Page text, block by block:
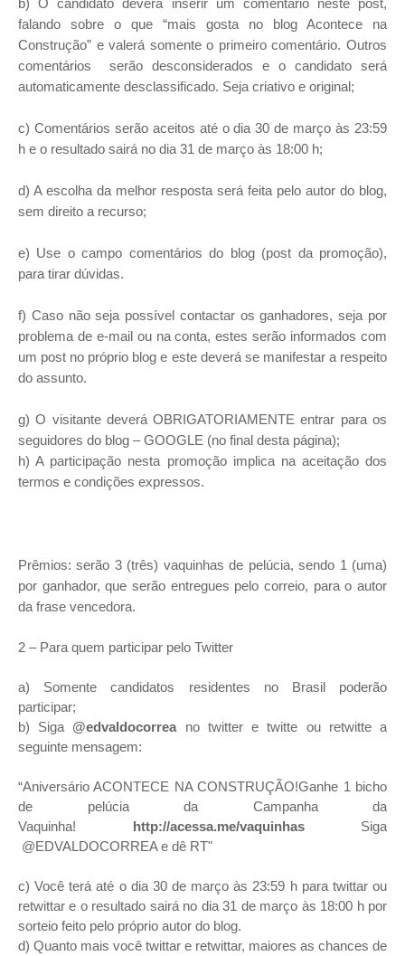
falando sobre o que “mais gosta no blog Acontece na
Construção” e valerá somente o primeiro comentário. Outros
comentários serão desconsiderados e o candidato será
automaticamente desclassificado. Seja criativo e original;
c) Comentários serão aceitos até o dia 30 de março às 23:59
h e o resultado sairá no dia 31 de março às 18:00 h;
d) A escolha da melhor resposta será feita pelo autor do blog,
sem direito a recurso;
e) Use o campo comentários do blog (post da promoção),
para tirar dúvidas.
f) Caso não seja possível contactar os ganhadores, seja por
problema de e-mail ou na conta, estes serão informados com
um post no próprio blog e este deverá se manifestar a respeito
do assunto.
g) O visitante deverá OBRIGATORIAMENTE entrar para os
seguidores do blog – GOOGLE (no final desta página);
h) A participação nesta promoção implica na aceitação dos
termos e condições expressos.
Prêmios: serão 3 (três) vaquinhas de pelúcia, sendo 1 (uma)
por ganhador, que serão entregues pelo correio, para o autor
da frase vencedora.
2 – Para quem participar pelo Twitter
a) Somente candidatos residentes no Brasil poderão
participar;
b) Siga @edvaldocorrea no twitter e twitte ou retwitte a
seguinte mensagem:
“Aniversário ACONTECE NA CONSTRUÇÃO!Ganhe 1 bicho
de pelúcia da Campanha da
Vaquinha! http://acessa.me/vaquinhas Siga
@EDVALDOCORREA e dê RT"
c) Você terá até o dia 30 de março às 23:59 h para twittar ou
retwittar e o resultado sairá no dia 31 de março às 18:00 h por
sorteio feito pelo próprio autor do blog.
d) Quanto mais você twittar e retwittar, maiores as chances de